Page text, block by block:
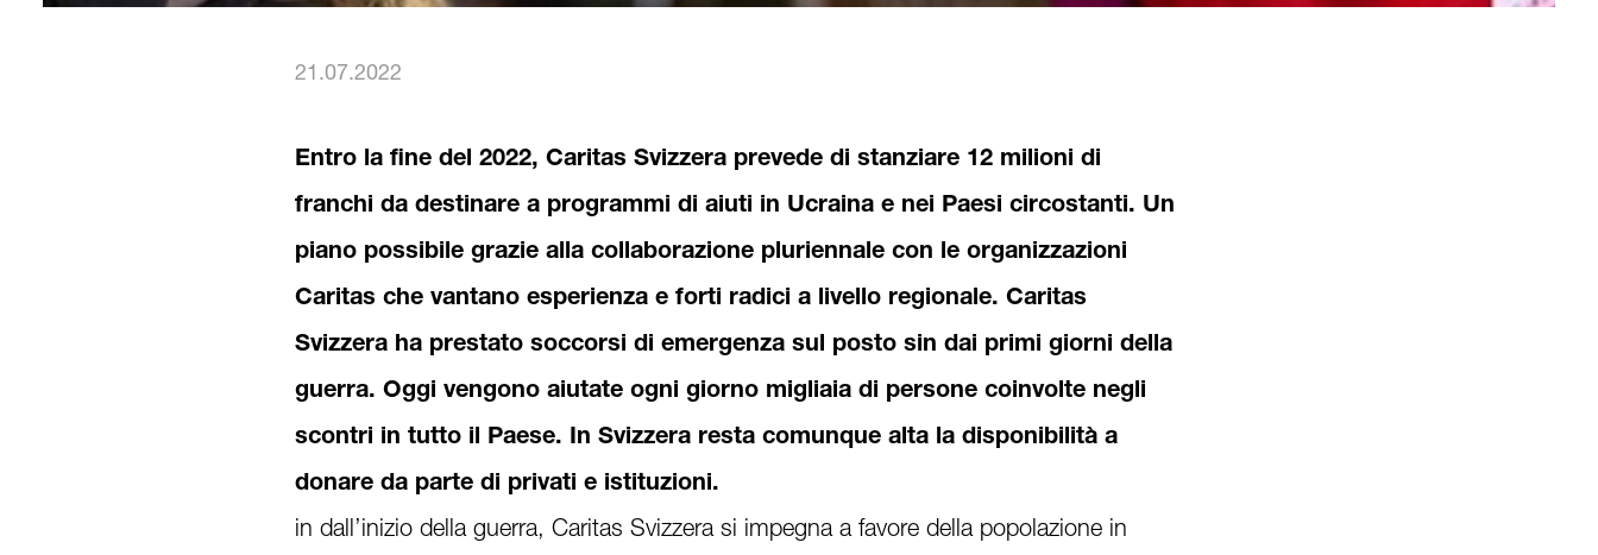
21.07.2022
Entro la fine del 2022, Caritas Svizzera prevede di stanziare 12 milioni di
franchi da destinare a programmi di aiuti in Ucraina e nei Paesi circostanti. Un
piano possibile grazie alla collaborazione pluriennale con le organizzazioni
Caritas che vantano esperienza e forti radici a livello regionale. Caritas
Svizzera ha prestato soccorsi di emergenza sul posto sin dai primi giorni della
guerra. Oggi vengono aiutate ogni giorno migliaia di persone coinvolte negli
scontri in tutto il Paese. In Svizzera resta comunque alta la disponibilità a
donare da parte di privati e istituzioni.
in dall’inizio della guerra, Caritas Svizzera si impegna a favore della popolazione in